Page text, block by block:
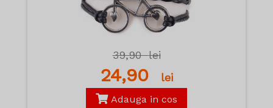
39,90lei
24,90 lei
Adauga in cos